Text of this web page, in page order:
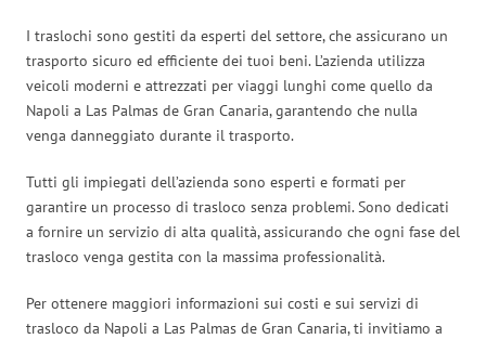
I traslochi sono gestiti da esperti del settore, che assicurano un
trasporto sicuro ed efficiente dei tuoi beni. L’azienda utilizza
veicoli moderni e attrezzati per viaggi lunghi come quello da
Napoli a Las Palmas de Gran Canaria, garantendo che nulla
venga danneggiato durante il trasporto.
Tutti gli impiegati dell’azienda sono esperti e formati per
garantire un processo di trasloco senza problemi. Sono dedicati
a fornire un servizio di alta qualità, assicurando che ogni fase del
trasloco venga gestita con la massima professionalità.
Per ottenere maggiori informazioni sui costi e sui servizi di
trasloco da Napoli a Las Palmas de Gran Canaria, ti invitiamo a